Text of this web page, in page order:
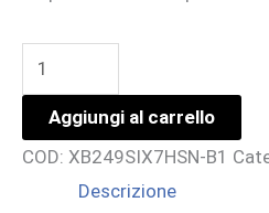
24
IPS
1920x1080,USB-
C,HDMI,DP,MULTIMED
quantità
Aggiungi al carrello
COD: XB249SIX7HSN-B1
Descrizione